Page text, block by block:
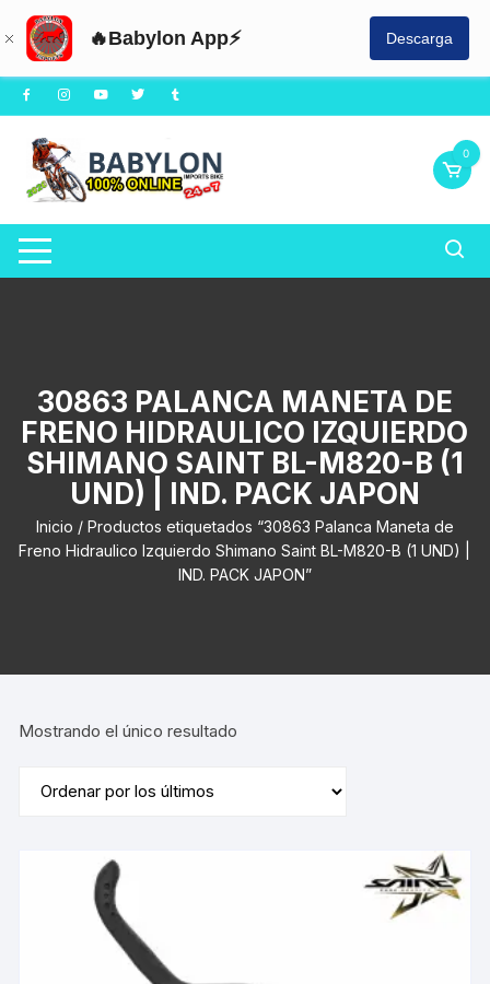
🔥Babylon App⚡ Descarga
Saltar
al
contenido
0
30863 PALANCA MANETA DE
FRENO HIDRAULICO IZQUIERDO
SHIMANO SAINT BL-M820-B (1
UND) | IND. PACK JAPON
Inicio / Productos etiquetados “30863 Palanca Maneta de
Freno Hidraulico Izquierdo Shimano Saint BL-M820-B (1 UND) |
IND. PACK JAPON”
Mostrando el único resultado